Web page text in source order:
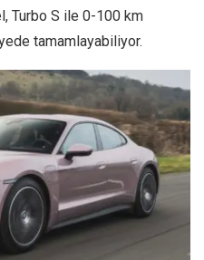
Turbo S ile 0-100 km
tamamlayabiliyor.